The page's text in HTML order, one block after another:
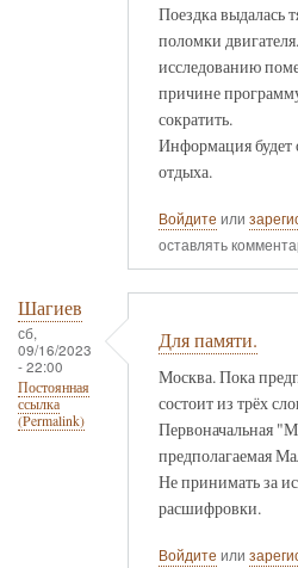
Поездка выдалась
поломки
исследованию
причине
сократить.
Информация будет
отдыха.
Войдите или
оставлять
Шагиев
сб,
09/16/2023
- 22:00
Постоянная
ссылка
(Permalink)
Для памяти.
Москва. Пока
состоит из трёх
Первоначальная
предполагаемая
Не принимать за
расшифровки.
Войдите или